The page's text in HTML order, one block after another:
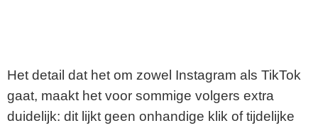
Het detail dat het om zowel Instagram als TikTok
gaat, maakt het voor sommige volgers extra
duidelijk: dit lijkt geen onhandige klik of tijdelijke